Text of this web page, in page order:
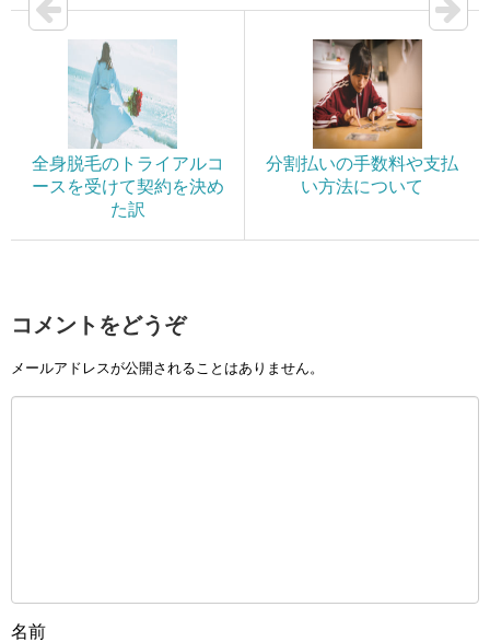
全身脱毛のトライアルコ
ースを受けて契約を決め
た訳
分割払いの手数料や支払
い方法について
コメントをどうぞ
メールアドレスが公開されることはありません。
名前